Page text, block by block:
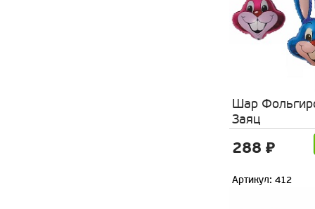
Шар
Заяц
288 ₽
Артикул: 412